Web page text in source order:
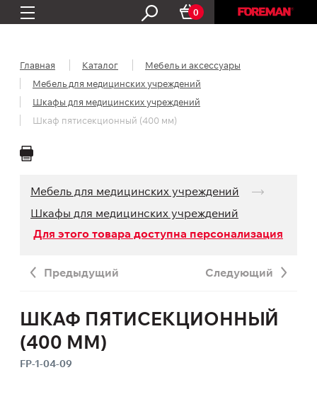
0
Главная Каталог
Мебель и аксессуары
Мебель для медицинских учреждений
Шкафы для медицинских учреждений
Шкаф пятисекционный (400 мм)
Мебель для медицинских учреждений
Шкафы для медицинских учреждений
Для этого товара доступна персонализация
Предыдущий Следующий
ШКАФ ПЯТИСЕКЦИОННЫЙ
(400 ММ)
FP-1-04-09